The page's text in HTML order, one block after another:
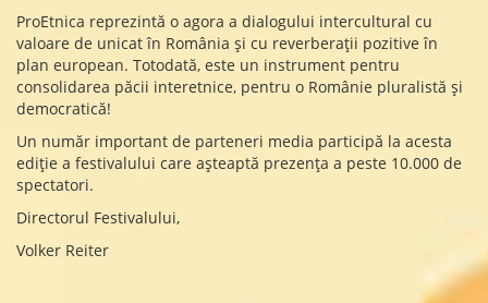
ProEtnica reprezintă o agora a dialogului intercultural cu
valoare de unicat în România și cu reverberații pozitive în
plan european. Totodată, este un instrument pentru
consolidarea păcii interetnice, pentru o Românie pluralistă și
democratică!
Un număr important de parteneri media participă la acesta
ediție a festivalului care așteaptă prezența a peste 10.000 de
spectatori.
Directorul Festivalului,
Volker Reiter